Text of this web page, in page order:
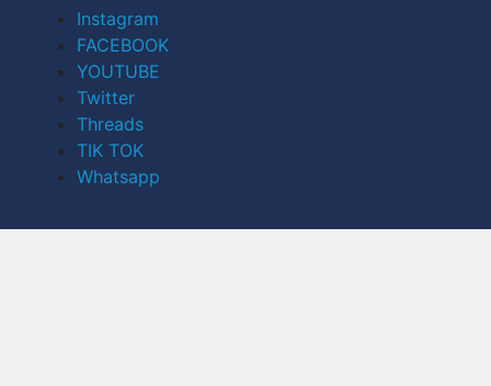
Instagram
FACEBOOK
YOUTUBE
Twitter
Threads
TIK TOK
Whatsapp